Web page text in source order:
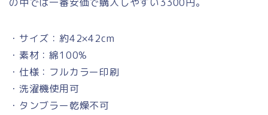
・サイズ：約42×42cm
・素材：綿100%
・仕様：フルカラー印刷
・洗濯機使用可
・タンブラー乾燥不可